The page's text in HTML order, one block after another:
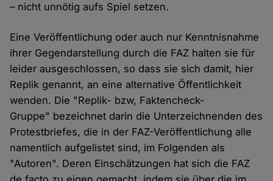
– nicht unnötig aufs Spiel setzen.
Eine Veröffentlichung oder auch nur Kenntnisnahme
ihrer Gegendarstellung durch die FAZ halten sie für
leider ausgeschlossen, so dass sie sich damit, hier
Replik genannt, an eine alternative Öffentlichkeit
wenden. Die "Replik- bzw, Faktencheck-
Gruppe" bezeichnet darin die Unterzeichnenden des
Protestbriefes, die in der FAZ-Veröffentlichung alle
namentlich aufgelistet sind, im Folgenden als
"Autoren". Deren Einschätzungen hat sich die FAZ